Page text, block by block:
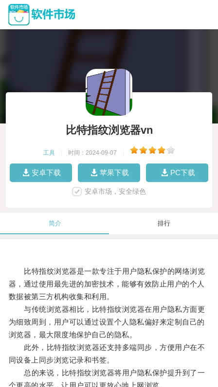
比特指纹浏览器vn
工具 时间：2024-09-07
安卓下载 苹果下载 PC下载
安卓市场，安全绿色
简介 排行
比特指纹浏览器是一款专注于用户隐私保护的网络浏览
器，通过使用最先进的加密技术，能够有效防止用户的个人
数据被第三方机构收集和利用。
与传统浏览器相比，比特指纹浏览器在用户隐私方面更
为细致周到，用户可以通过设置个人隐私偏好来定制自己的
浏览器，最大限度地保护自己的隐私。
此外，比特指纹浏览器还支持多端同步，方便用户在不
同设备上同步浏览记录和书签。
总的来说，比特指纹浏览器将用户隐私保护提升到了一